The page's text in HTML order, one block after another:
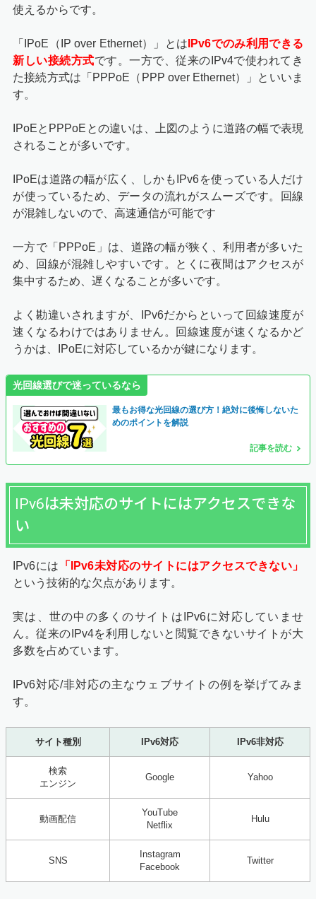
使えるからです。
「IPoE（IP over Ethernet）」とは IPv6でのみ利用できる
新しい接続方式です。一方で、従来のIPv4で使われてき
た接続方式は「PPPoE（PPP over Ethernet）」といいま
す。
IPoEとPPPoEとの違いは、上図のように道路の幅で表現
されることが多いです。
IPoEは道路の幅が広く、しかもIPv6を使っている人だけ
が使っているため、データの流れがスムーズです。回線
が混雑しないので、高速通信が可能です
一方で「PPPoE」は、道路の幅が狭く、利用者が多いた
め、回線が混雑しやすいです。とくに夜間はアクセスが
集中するため、遅くなることが多いです。
よく勘違いされますが、IPv6だからといって回線速度が
速くなるわけではありません。回線速度が速くなるかど
うかは、IPoEに対応しているかが鍵になります。
光回線選びで迷っているなら
最もお得な光回線の選び方！絶対に後悔しないた
めのポイントを解説
記事を読む
IPv6は未対応のサイトにはアクセスできな
い
IPv6には 「IPv6未対応のサイトにはアクセスできない」
という技術的な欠点があります。
実は、世の中の多くのサイトはIPv6に対応していませ
ん。従来のIPv4を利用しないと閲覧できないサイトが大
多数を占めています。
IPv6対応/非対応の主なウェブサイトの例を挙げてみま
す。
サイト種別 IPv6対応 IPv6非対応
検索
エンジン
Google Yahoo
動画配信
YouTube
Netflix
Hulu
SNS
Instagram
Facebook
Twitter